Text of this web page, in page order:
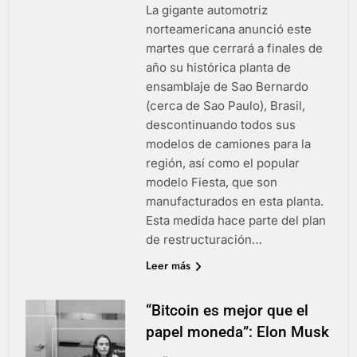
La gigante automotriz
norteamericana anunció este
martes que cerrará a finales de
año su histórica planta de
ensamblaje de Sao Bernardo
(cerca de Sao Paulo), Brasil,
descontinuando todos sus
modelos de camiones para la
región, así como el popular
modelo Fiesta, que son
manufacturados en esta planta.
Esta medida hace parte del plan
de restructuración…
Leer más
“Bitcoin es mejor que el
papel moneda”: Elon Musk